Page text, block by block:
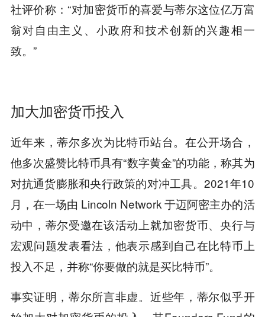
社评价称：“对加密货币的喜爱与蒂尔这位亿万富
翁对自由主义、小政府和技术创新的兴趣相一
致。”
加大加密货币投入
近年来，蒂尔多次为比特币站台。在公开场合，
他多次盛赞比特币具有“数字黄金”的功能，称其为
对抗通货膨胀和央行政策的对冲工具。2021年10
月，在一场由 Lincoln Network 于迈阿密主办的活
动中，蒂尔受邀在该活动上就加密货币、央行与
宏观问题发表看法，他表示感到自己在比特币上
投入不足，并称“你要做的就是买比特币”。
事实证明，蒂尔所言非虚。近些年，蒂尔似乎开